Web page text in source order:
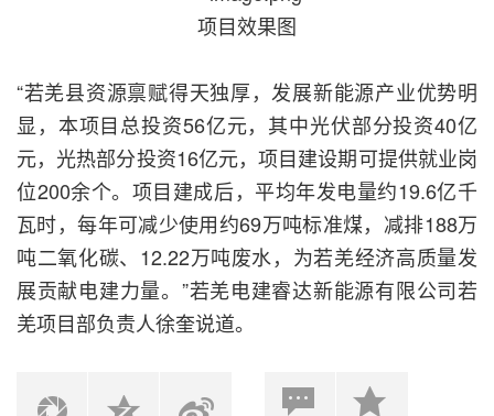
项目效果图
“若羌县资源禀赋得天独厚，发展新能源产业优势明
显，本项目总投资56亿元，其中光伏部分投资40亿
元，光热部分投资16亿元，项目建设期可提供就业岗
位200余个。项目建成后，平均年发电量约19.6亿千
瓦时，每年可减少使用约69万吨标准煤，减排188万
吨二氧化碳、12.22万吨废水，为若羌经济高质量发
展贡献电建力量。”若羌电建睿达新能源有限公司若
羌项目部负责人徐奎说道。